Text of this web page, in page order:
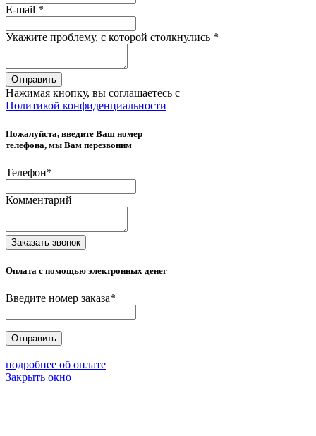
E-mail *
Укажите проблему, с которой столкнулись *
Отправить
Нажимая кнопку, вы соглашаетесь с
Политикой конфиденциальности
Пожалуйста, введите Ваш номер
телефона, мы Вам перезвоним
Телефон*
Комментарий
Заказать звонок
Оплата с помощью электронных денег
Введите номер заказа*
Отправить
подробнее об оплате
Закрыть окно